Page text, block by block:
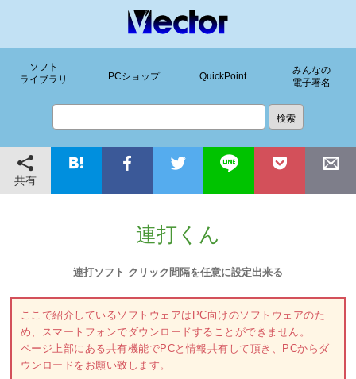
ソフト
ライブラリ
PCショップ QuickPoint
みんなの
電子署名
共有
連打くん
連打ソフト クリック間隔を任意に設定出来る
ここで紹介しているソフトウェアはPC向けのソフトウェアのた
め、スマートフォンでダウンロードすることができません。
ページ上部にある共有機能でPCと情報共有して頂き、PCからダ
ウンロードをお願い致します。